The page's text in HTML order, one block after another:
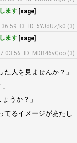
ます [sage]
ID: 5YJdUz/k0 (3)
ます [sage]
ID: MDB46vQoo (3)
人を見ませんか？」
うか？」
てるイメージがあたし